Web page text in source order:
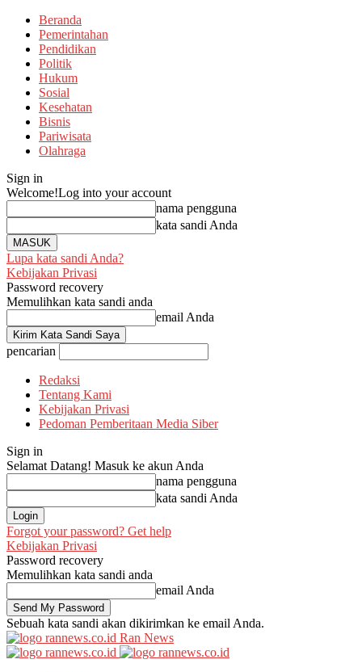
Beranda
Pemerintahan
Pendidikan
Politik
Hukum
Sosial
Kesehatan
Bisnis
Pariwisata
Olahraga
Sign in
Welcome!Log into your account
nama pengguna
kata sandi Anda
Lupa kata sandi Anda?
Kebijakan Privasi
Password recovery
Memulihkan kata sandi anda
email Anda
pencarian
Redaksi
Tentang Kami
Kebijakan Privasi
Pedoman Pemberitaan Media Siber
Sign in
Selamat Datang! Masuk ke akun Anda
nama pengguna
kata sandi Anda
Forgot your password? Get help
Kebijakan Privasi
Password recovery
Memulihkan kata sandi anda
email Anda
Sebuah kata sandi akan dikirimkan ke email Anda.
Ran News